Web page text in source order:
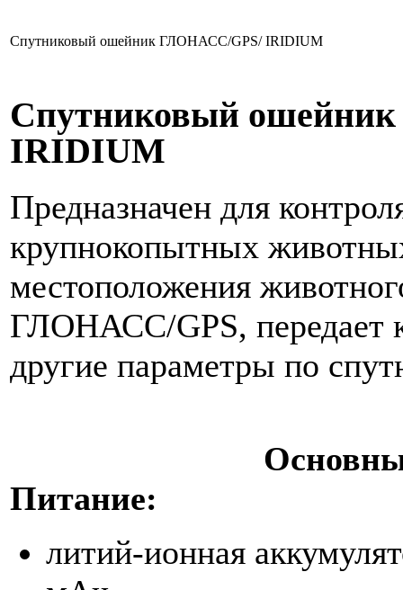
Спутниковый ошейник ГЛОНАСС/GPS/ IRIDIUM
Спутниковый ошейник
IRIDIUM
Предназначен для
крупнокопытных
местоположения
ГЛОНАСС/GPS, передает
другие параметры по
Питание:
литий-ионная